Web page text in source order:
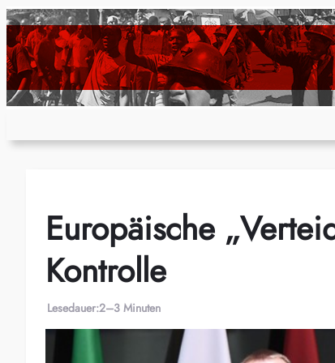
Zum
Inhalt
springen
Europäische
Kontrolle
Lesedauer:2–3 Minuten